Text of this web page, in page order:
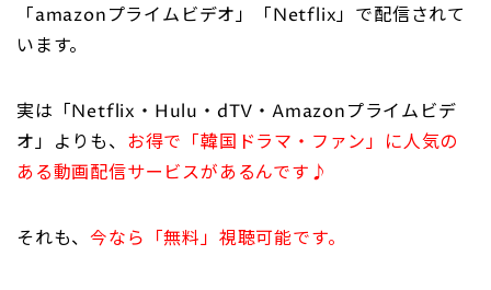
「amazonプライムビデオ」「Netflix」で配信されて
います。
実は「Netflix・Hulu・dTV・Amazonプライムビデ
オ」よりも、 お得で「韓国ドラマ・ファン」に人気の
ある動画配信サービスがあるんです♪
それも、今なら「無料」視聴可能です。